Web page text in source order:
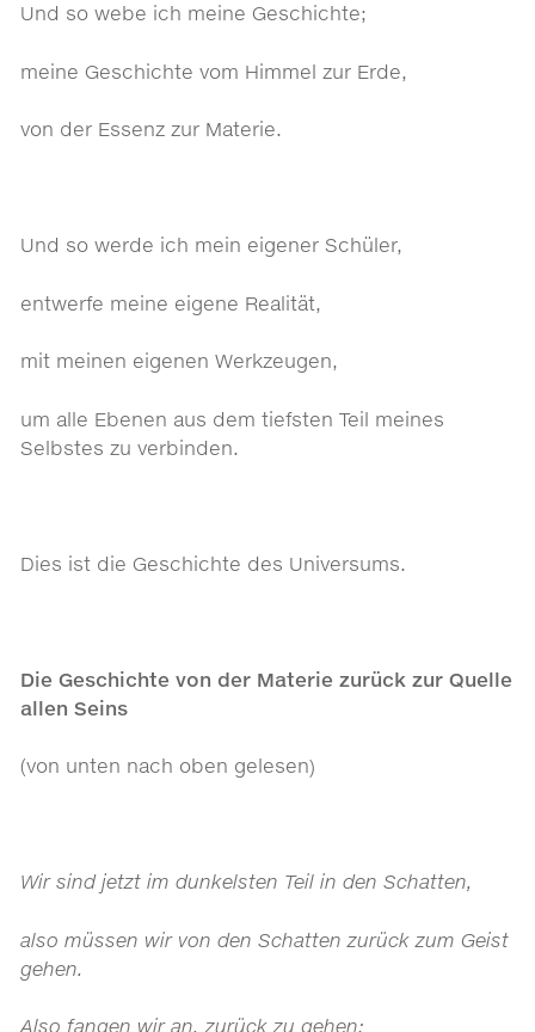
Und so webe ich meine Geschichte;
meine Geschichte vom Himmel zur Erde,
von der Essenz zur Materie.
Und so werde ich mein eigener Schüler,
entwerfe meine eigene Realität,
mit meinen eigenen Werkzeugen,
um alle Ebenen aus dem tiefsten Teil meines
Selbstes zu verbinden.
Dies ist die Geschichte des Universums.
Die Geschichte von der Materie zurück zur Quelle
allen Seins
(von unten nach oben gelesen)
Wir sind jetzt im dunkelsten Teil in den Schatten,
also müssen wir von den Schatten zurück zum Geist
gehen.
Also fangen wir an, zurück zu gehen: